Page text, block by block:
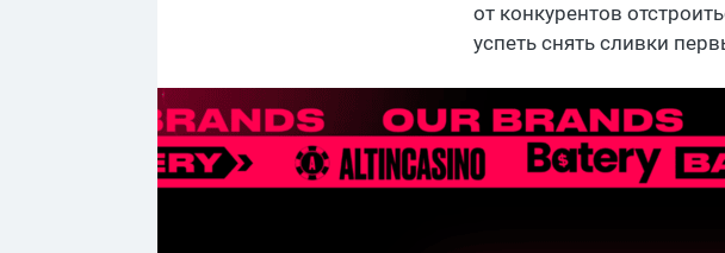
от конкурентов
успеть снять сливки